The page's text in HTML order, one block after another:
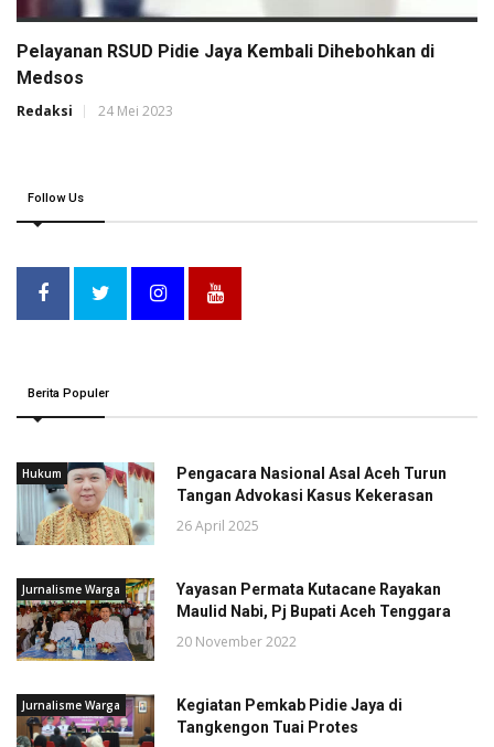
Pelayanan RSUD Pidie Jaya Kembali Dihebohkan di
Medsos
Redaksi 24 Mei 2023
Follow Us
Berita Populer
Hukum
Pengacara Nasional Asal Aceh Turun
Tangan Advokasi Kasus Kekerasan
26 April 2025
Jurnalisme Warga
Yayasan Permata Kutacane Rayakan
Maulid Nabi, Pj Bupati Aceh Tenggara
20 November 2022
Jurnalisme Warga
Kegiatan Pemkab Pidie Jaya di
Tangkengon Tuai Protes